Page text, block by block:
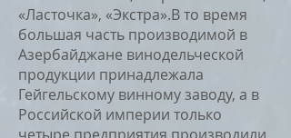
«Ласточка», «Экстра».В то время
большая часть производимой в
Азербайджане винодельческой
продукции принадлежала
Гейгельскому винному заводу, а в
Российской империи только